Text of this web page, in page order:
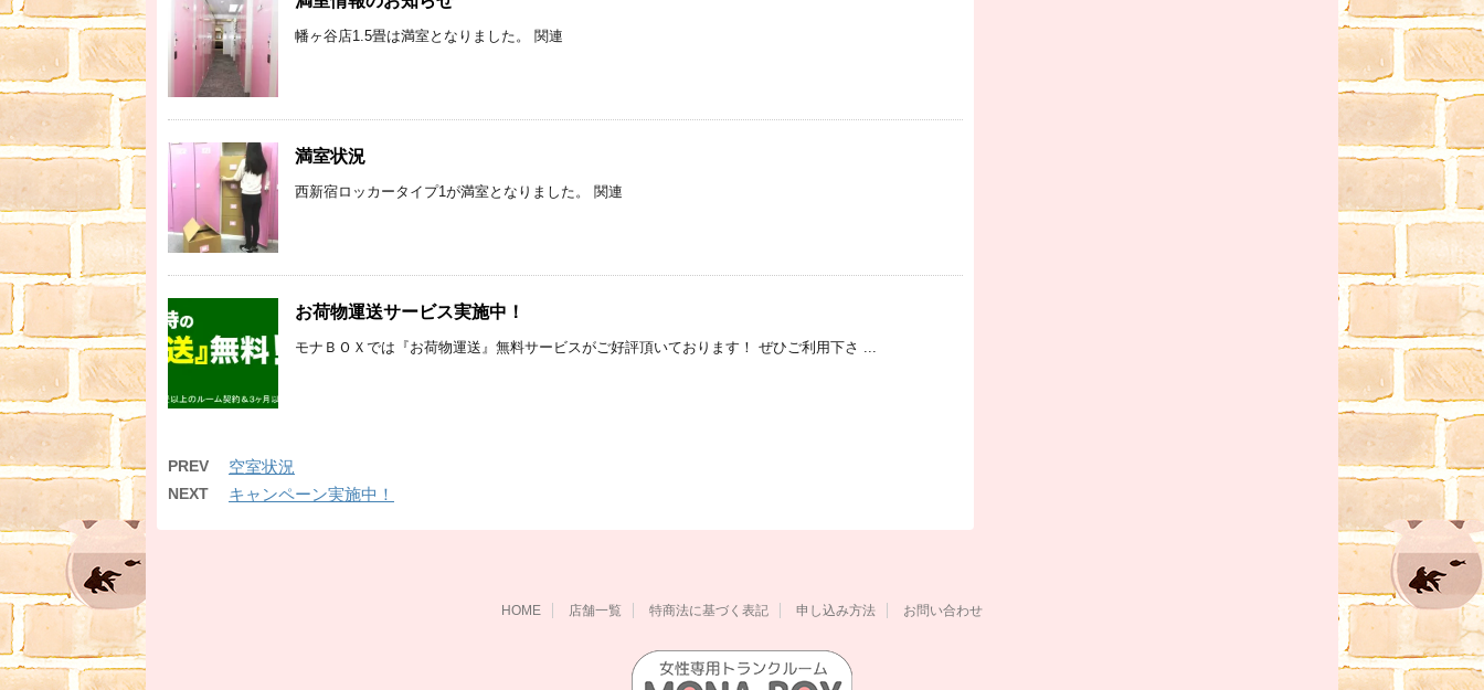
幡ヶ谷店1.5畳は満室となりました。 関連
満室状況
西新宿ロッカータイプ1が満室となりました。 関連
お荷物運送サービス実施中！
モナＢＯＸでは『お荷物運送』無料サービスがご好評頂いております！ ぜひご利用下さ ...
PREV 空室状況
NEXT キャンペーン実施中！
HOME 店舗一覧 特商法に基づく表記 申し込み方法 お問い合わせ